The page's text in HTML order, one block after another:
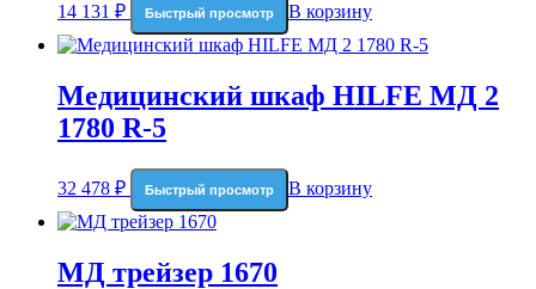
14 131 ₽ Быстрый просмотр В корзину
Медицинский шкаф HILFE МД 2
1780 R-5
32 478 ₽ Быстрый просмотр В корзину
МД трейзер 1670